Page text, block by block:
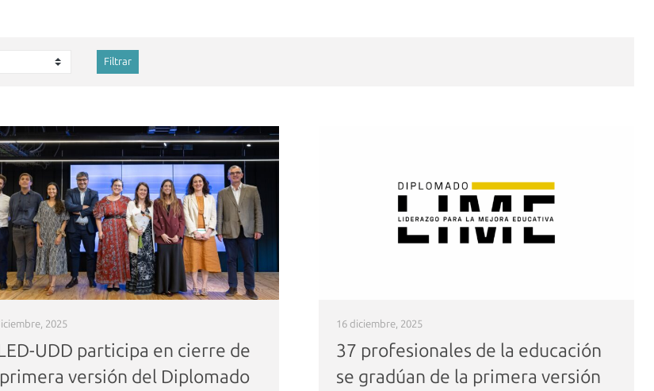
Filtrar
2025
UDD participa en cierre de
versión del Diplomado
16 diciembre, 2025
37 profesionales de la educación
se gradúan de la primera versión